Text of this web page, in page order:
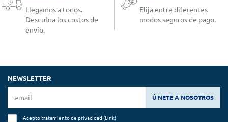
Llegamos a todos.
Descubra los costos de
envío.
Elija entre diferentes
modos seguros de pago.
NEWSLETTER
Ú NETE A NOSOTROS
Acepto tratamiento de privacidad (Link)